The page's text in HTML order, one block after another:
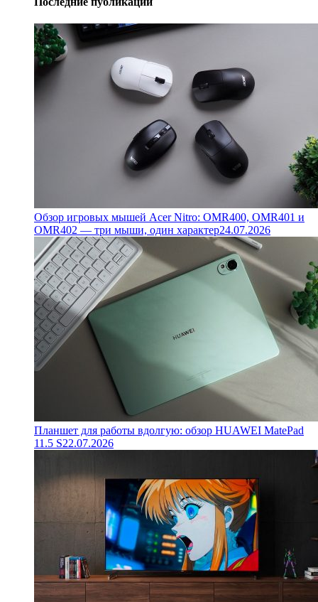
Обзор игровых мышей Acer Nitro: OMR400, OMR401 и
OMR402 — три мыши, один характер24.07.2026
Планшет для работы вдолгую: обзор HUAWEI MatePad
11.5 S22.07.2026